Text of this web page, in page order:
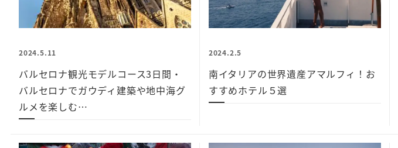
2024.5.11
バルセロナ観光モデルコース3日間・
バルセロナでガウディ建築や地中海グ
ルメを楽しむ…
2024.2.5
南イタリアの世界遺産アマルフィ！お
すすめホテル５選